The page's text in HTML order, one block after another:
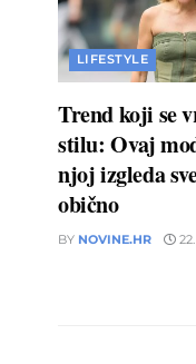
LIFESTYLE
Trend koji se
stilu: Ovaj
njoj izgleda
obično
BY NOVINE.HR